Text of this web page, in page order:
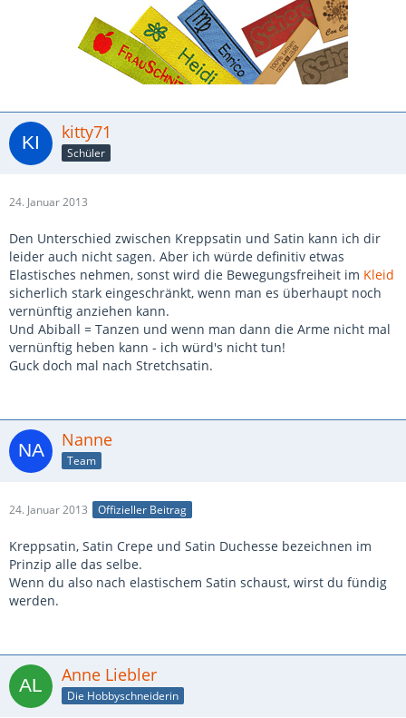
kitty71
Schüler
24. Januar 2013
Den Unterschied zwischen Kreppsatin und Satin kann ich dir
leider auch nicht sagen. Aber ich würde definitiv etwas
Elastisches nehmen, sonst wird die Bewegungsfreiheit im Kleid
sicherlich stark eingeschränkt, wenn man es überhaupt noch
vernünftig anziehen kann.
Und Abiball = Tanzen und wenn man dann die Arme nicht mal
vernünftig heben kann - ich würd's nicht tun!
Guck doch mal nach Stretchsatin.
Nanne
Team
24. Januar 2013 Offizieller Beitrag
Kreppsatin, Satin Crepe und Satin Duchesse bezeichnen im
Prinzip alle das selbe.
Wenn du also nach elastischem Satin schaust, wirst du fündig
werden.
Anne Liebler
Die Hobbyschneiderin